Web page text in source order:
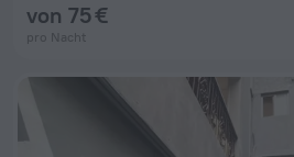
von 75 €
pro Nacht